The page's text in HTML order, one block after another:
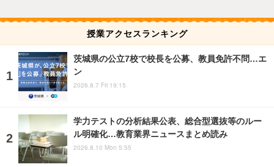
授業アクセスランキング
茨城県の公立7校で校長を公募、教員免許不問…エ
ン
2026.8.7 Fri 19:15
学力テストの分析結果公表、総合型選抜等のルー
ル明確化…教育業界ニュースまとめ読み
2026.8.10 Mon 5:55